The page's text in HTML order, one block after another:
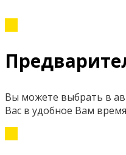
Вы можете выбрать в
Вас в удобное Вам